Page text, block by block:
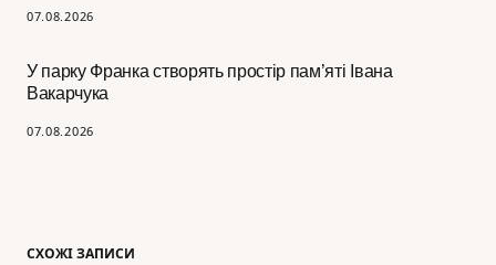
07.08.2026
У парку Франка створять простір пам’яті Івана
Вакарчука
07.08.2026
СХОЖІ ЗАПИСИ